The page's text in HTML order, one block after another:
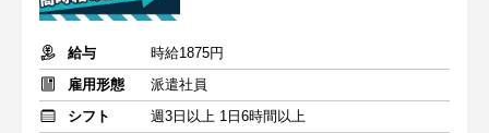
給与
時給1875円
雇用形態
派遣社員
シフト
週3日以上 1日6時間以上